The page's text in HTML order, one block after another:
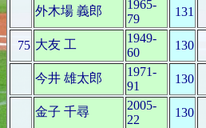
外木場 義郎
1965-
79
131
75 大友 工
1949-
60
130
今井 雄太郎
1971-
91
130
金子 千尋
2005-
22
130